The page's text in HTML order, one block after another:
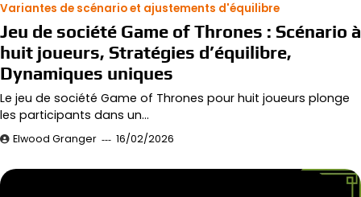
Variantes de scénario et ajustements d'équilibre
Jeu de société Game of Thrones : Scénario à
huit joueurs, Stratégies d’équilibre,
Dynamiques uniques
Le jeu de société Game of Thrones pour huit joueurs plonge
les participants dans un…
Elwood Granger 16/02/2026